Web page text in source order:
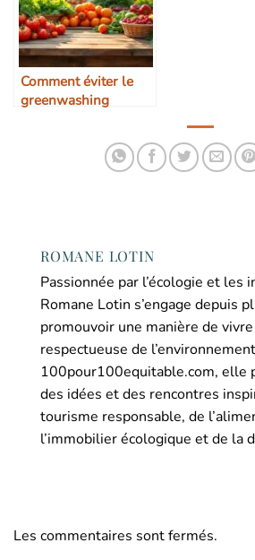
Comment éviter le
greenwashing
ROMANE LOTIN
Passionnée par l’écologie et les
Romane Lotin s’engage depuis
promouvoir une manière de
respectueuse de
100pour100equitable.com, elle
des idées et des rencontres
tourisme responsable, de
l’immobilier écologique et de la
Les commentaires sont fermés.